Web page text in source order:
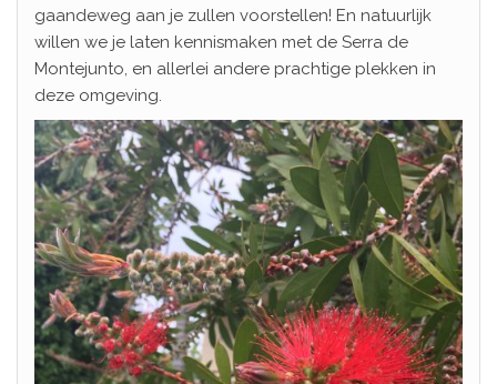
gaandeweg aan je zullen voorstellen! En natuurlijk
willen we je laten kennismaken met de Serra de
Montejunto, en allerlei andere prachtige plekken in
deze omgeving.